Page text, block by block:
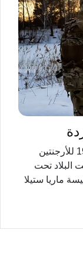
أتاحت الهزيمة في حرب مالفيناس عام 1982 للأرجنتين
البلاد تحت
ماريا ستيلا